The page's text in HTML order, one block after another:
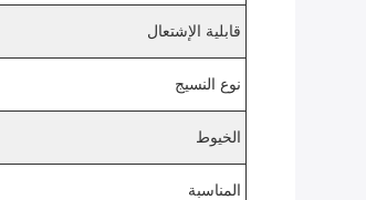
قابلية الإشتعال
نوع النسيج
الخيوط
المناسبة